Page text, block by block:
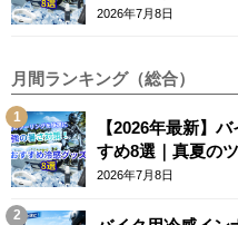
テム
2026年7月8日
月間ランキング（総合）
【2026年最新】
すめ8選｜真夏の
テム
2026年7月8日